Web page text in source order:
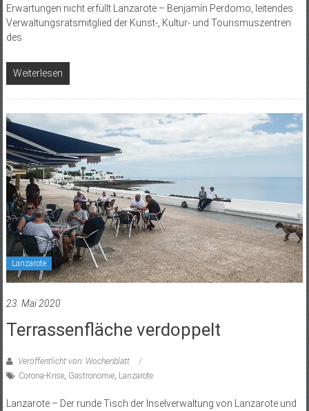
Erwartungen nicht erfüllt Lanzarote – Benjamín Perdomo, leitendes
Verwaltungsratsmitglied der Kunst-, Kultur- und Tourismuszentren
des
Weiterlesen
Lanzarote
23. Mai 2020
Terrassenfläche verdoppelt
Veröffentlicht von: Wochenblatt
Corona-Krise, Gastronomie, Lanzarote
Lanzarote – Der runde Tisch der Inselverwaltung von Lanzarote und